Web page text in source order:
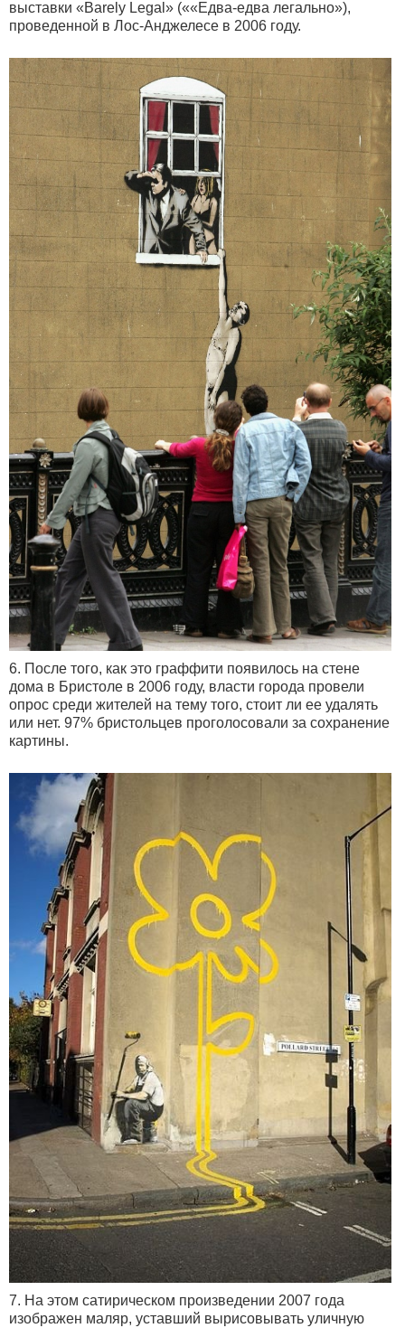
выставки «Barely Legal» (««Едва-едва легально»),
проведенной в Лос-Анджелесе в 2006 году.
6. После того, как это граффити появилось на стене
дома в Бристоле в 2006 году, власти города провели
опрос среди жителей на тему того, стоит ли ее удалять
или нет. 97% бристольцев проголосовали за сохранение
картины.
7. На этом сатирическом произведении 2007 года
изображен маляр, уставший вырисовывать уличную